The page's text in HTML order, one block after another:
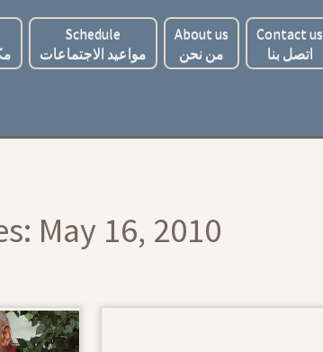
Schedule
مواعيد الاجتماعات
About us
من نحن
Contact us
اتصل بنا
May 16, 2010